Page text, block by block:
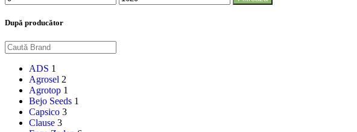
După producător
ADS 1
Agrosel 2
Agrotop 1
Bejo Seeds 1
Capsico 3
Clause 3